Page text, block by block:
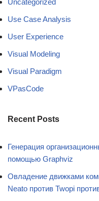
Uncategorized
Use Case Analysis
User Experience
Visual Modeling
Visual Paradigm
VPasCode
Recent Posts
Генерация
помощью Graphviz
Овладение движками
Neato против Twopi